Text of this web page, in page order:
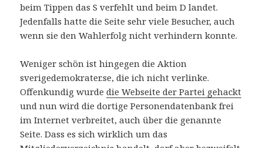
beim Tippen das S verfehlt und beim D landet.
Jedenfalls hatte die Seite sehr viele Besucher, auch
wenn sie den Wahlerfolg nicht verhindern konnte.
Weniger schön ist hingegen die Aktion
sverigedemokrater.se, die ich nicht verlinke.
Offenkundig wurdedie Webseite der Partei gehackt
und nun wird die dortige Personendatenbank frei
im Internet verbreitet, auch über die genannte
Seite. Dass es sich wirklich um das